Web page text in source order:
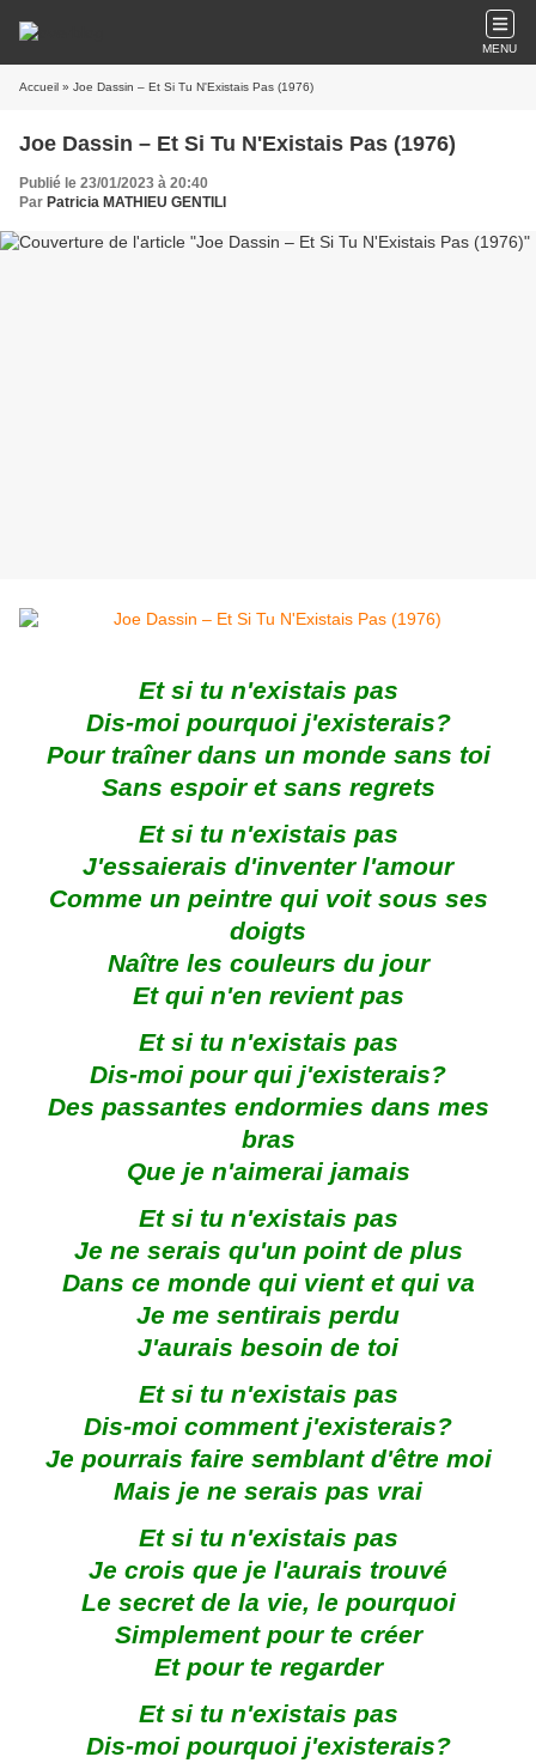
MENU
Accueil » Joe Dassin – Et Si Tu N'Existais Pas (1976)
Joe Dassin – Et Si Tu N'Existais Pas (1976)
Publié le 23/01/2023 à 20:40
Par Patricia MATHIEU GENTILI
Et si tu n'existais pas
Dis-moi pourquoi j'existerais?
Pour traîner dans un monde sans toi
Sans espoir et sans regrets
Et si tu n'existais pas
J'essaierais d'inventer l'amour
Comme un peintre qui voit sous ses
doigts
Naître les couleurs du jour
Et qui n'en revient pas
Et si tu n'existais pas
Dis-moi pour qui j'existerais?
Des passantes endormies dans mes
bras
Que je n'aimerai jamais
Et si tu n'existais pas
Je ne serais qu'un point de plus
Dans ce monde qui vient et qui va
Je me sentirais perdu
J'aurais besoin de toi
Et si tu n'existais pas
Dis-moi comment j'existerais?
Je pourrais faire semblant d'être moi
Mais je ne serais pas vrai
Et si tu n'existais pas
Je crois que je l'aurais trouvé
Le secret de la vie, le pourquoi
Simplement pour te créer
Et pour te regarder
Et si tu n'existais pas
Dis-moi pourquoi j'existerais?